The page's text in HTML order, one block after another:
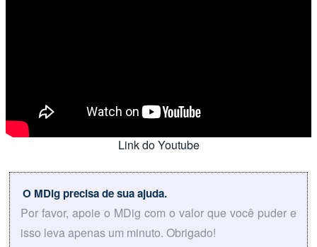
Link do Youtube
O MDig precisa de sua ajuda.
Por favor, apoie o MDig com o valor que você puder e
isso leva apenas um minuto. Obrigado!